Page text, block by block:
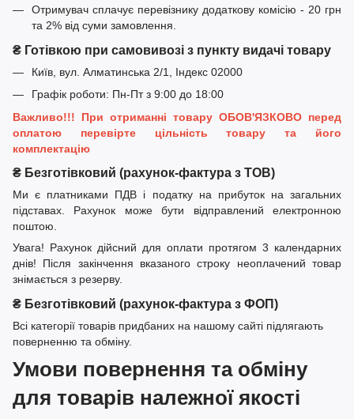
Отримувач сплачує перевізнику додаткову комісію - 20 грн
та 2% від суми замовлення.
₴ Готівкою при самовивозі з пункту видачі товару
Київ, вул. Алматинська 2/1, Індекс 02000
Графік роботи: Пн-Пт з 9:00 до 18:00
Важливо!!! При отриманні товару ОБОВ'ЯЗКОВО перед
оплатою перевірте цільність товару та його
комплектацію
₴ Безготівковий (рахунок-фактура з ТОВ)
Ми є платниками ПДВ і податку на прибуток на загальних
підставах. Рахунок може бути відправлений електронною
поштою.
Увага! Рахунок дійсний для оплати протягом 3 календарних
днів! Після закінчення вказаного строку неоплачений товар
знімається з резерву.
₴ Безготівковий (рахунок-фактура з ФОП)
Всі категорії товарів придбаних на нашому сайті підлягають
поверненню та обміну.
Умови повернення та обміну
для товарів належної якості